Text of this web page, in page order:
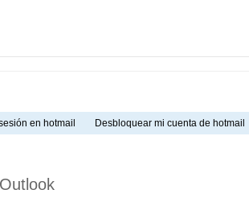
en hotmail Desbloquear mi cuenta de hotmail